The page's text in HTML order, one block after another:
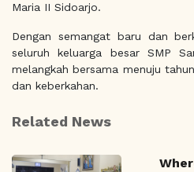
Maria II Sidoarjo.
Dengan semangat baru dan
seluruh keluarga besar SMP
melangkah bersama menuju
dan keberkahan.
Related News